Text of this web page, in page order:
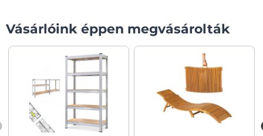
Vásárlóink éppen megvásárolták